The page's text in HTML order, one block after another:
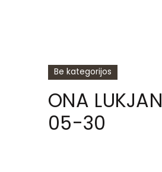
Be kategorijos
ONA
05-30